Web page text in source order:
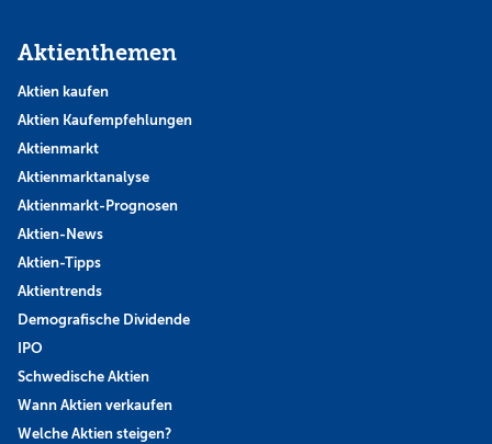
Aktienthemen
Aktien kaufen
Aktien Kaufempfehlungen
Aktienmarkt
Aktienmarktanalyse
Aktienmarkt-Prognosen
Aktien-News
Aktien-Tipps
Aktientrends
Demografische Dividende
IPO
Schwedische Aktien
Wann Aktien verkaufen
Welche Aktien steigen?